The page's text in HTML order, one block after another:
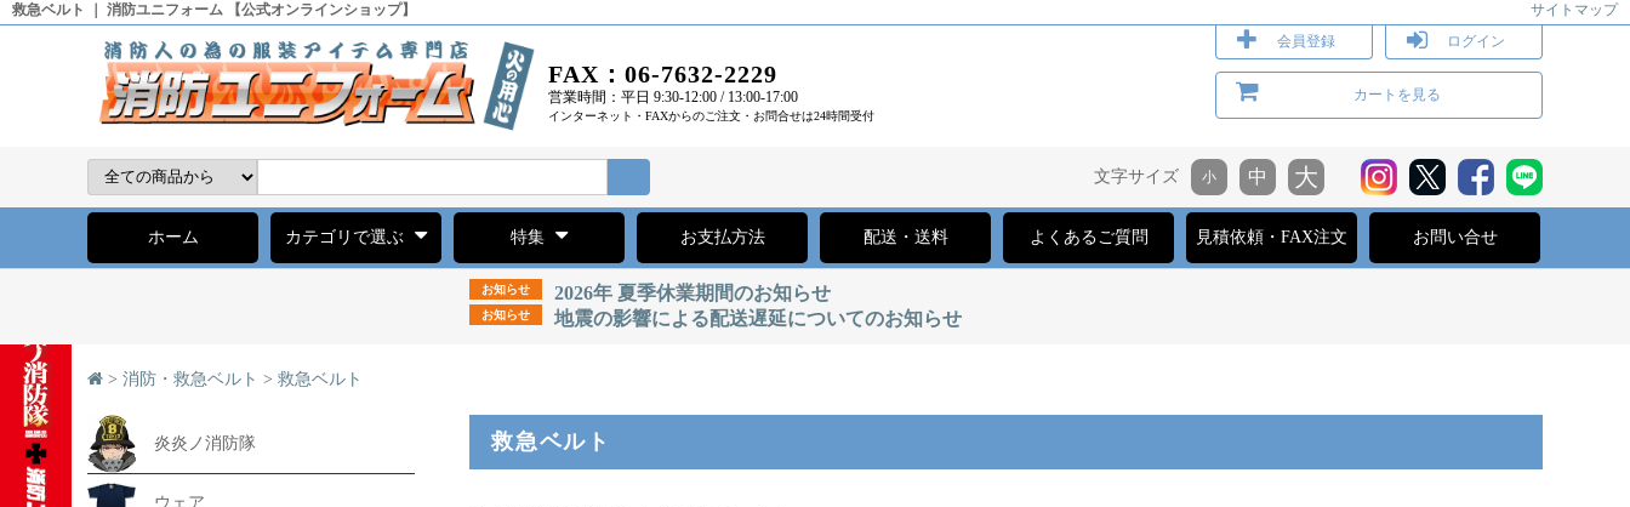
救急ベルト ｜ 消防ユニフォーム 【公式オンラインショップ】 サイトマップ
FAX：06-7632-2229
営業時間：平日 9:30-12:00 / 13:00-17:00
インターネット・FAXからのご注文・お問合せは24時間受付
会員登録 ログイン
カートを見る
文字サイズ
ホーム カテゴリで選ぶ 特集 お支払方法 配送・送料 よくあるご質問 見積依頼・FAX注文 お問い合せ
お知らせ 2026年 夏季休業期間のお知らせ
お知らせ 地震の影響による配送遅延についてのお知らせ
> 消防・救急ベルト > 救急ベルト
救急ベルト
炎炎ノ消防隊
ウェア